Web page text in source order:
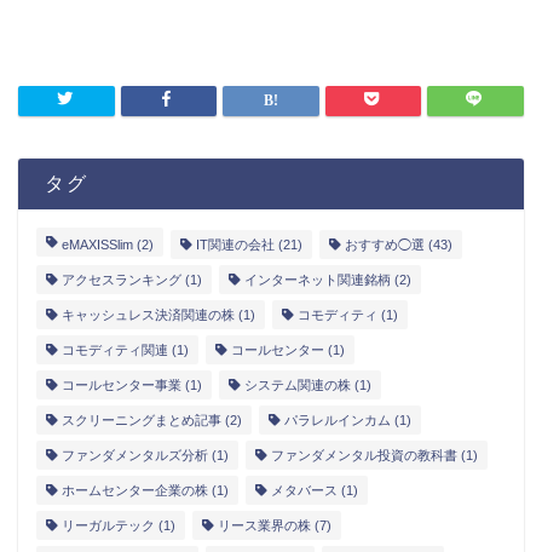
タグ
eMAXISSlim (2) IT関連の会社 (21) おすすめ◯選 (43)
アクセスランキング (1) インターネット関連銘柄 (2)
キャッシュレス決済関連の株 (1) コモディティ (1)
コモディティ関連 (1) コールセンター (1)
コールセンター事業 (1) システム関連の株 (1)
スクリーニングまとめ記事 (2) パラレルインカム (1)
ファンダメンタルズ分析 (1) ファンダメンタル投資の教科書 (1)
ホームセンター企業の株 (1) メタバース (1)
リーガルテック (1) リース業界の株 (7)